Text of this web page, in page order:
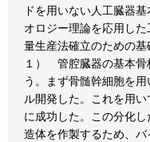
ドを用いない人工臓器
オロジー理論を応用し
量生産法確立のための基
１） 管腔臓器の基本骨
う。まず骨髄幹細胞を
ル開発した。これを用
に成功した。この分化
造体を作製するため、